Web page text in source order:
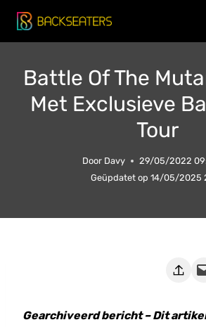
Doorgaan
naar
Battle Of The
Met Exclusieve
Tour
Door Davy
29/05/2022
Geüpdatet op 14/05/2025
Deze pagina e-mailen
Gearchiveerd bericht – Dit